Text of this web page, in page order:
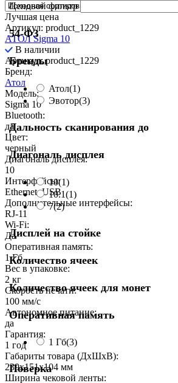
Ценовой фильтр
54-ФЗ
Бренды
Атол(1)
Эвотор(3)
Дальность сканирования до
Диагональ дисплея
10(1)
10.1(1)
7(2)
Дисплей на стойке
Количество ячеек
Количество ячеек для монет
Оперативная память
1 Гб(3)
Поверка
Лучшая цена
Артикул: product_1229
АТОЛ Sigma 10
В наличии
Артикул: product_1229
Бренд:
Атол
Модель:
Sigma 10
Bluetooth:
да
Цвет:
черный
Диагональ дисплея:
10
Интерфейсы:
Ethernet, USB
Дополнительные интерфейсы:
RJ-11
Wi-Fi:
Да
Оперативная память:
1 Гб
Вес в упаковке:
2 кг
Скорость печати:
100 мм/с
Автономное питание:
да
Гарантия:
1 год
Габариты товара (ДxШxВ):
239х151х104 мм
Ширина чековой ленты: